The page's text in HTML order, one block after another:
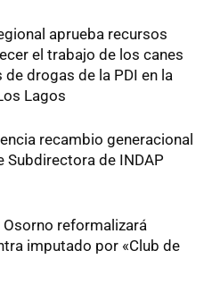
aprueba recursos
el trabajo de los canes
drogas de la PDI en la
Lagos
recambio generacional
Subdirectora de INDAP
Osorno reformalizará
imputado por «Club de